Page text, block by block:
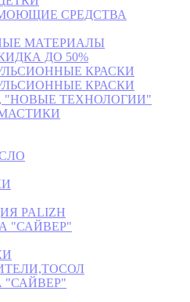
СРЕДСТВА
МАТЕРИАЛЫ
ДО 50%
КРАСКИ
КРАСКИ
"НОВЫЕ ТЕХНОЛОГИИ"
PALIZH
"САЙВЕР"
"САЙВЕР"